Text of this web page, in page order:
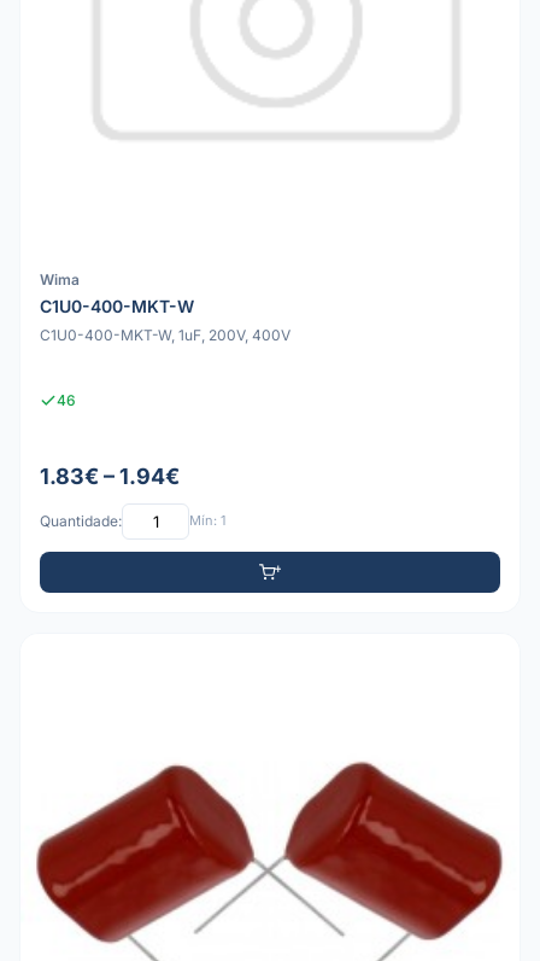
Wima
C1U0-400-MKT-W
C1U0-400-MKT-W, 1uF, 200V, 400V
46
1.83€ – 1.94€
Quantidade: Mín: 1